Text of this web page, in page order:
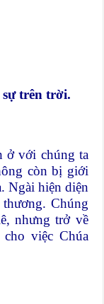
trên trời.
ở với chúng ta
còn bị giới
Ngài hiện diện
Chúng
nhưng trở về
việc Chúa